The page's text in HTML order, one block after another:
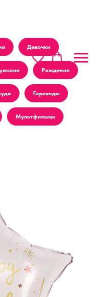
Девочки
Рождение
Гирлянды
Мультфильмы